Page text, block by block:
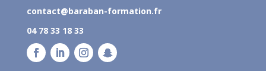
contact@baraban-formation.fr
04 78 33 18 33